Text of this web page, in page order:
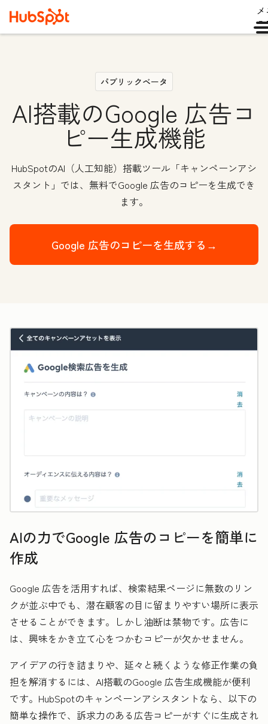
パブリックベータ
AI搭載のGoogle 広告コ
ピー生成機能
HubSpotのAI（人工知能）搭載ツール「キャンペーンアシ
スタント」では、無料でGoogle 広告のコピーを生成でき
ます。
Google 広告のコピーを生成する→
AIの力でGoogle 広告のコピーを簡単に
作成
Google 広告を活用すれば、検索結果ページに無数のリン
クが並ぶ中でも、潜在顧客の目に留まりやすい場所に表示
させることができます。しかし油断は禁物です。広告に
は、興味をかき立て心をつかむコピーが欠かせません。
アイデアの行き詰まりや、延々と続くような修正作業の負
担を解消するには、AI搭載のGoogle 広告生成機能が便利
です。HubSpotのキャンペーンアシスタントなら、以下の
簡単な操作で、訴求力のある広告コピーがすぐに生成され